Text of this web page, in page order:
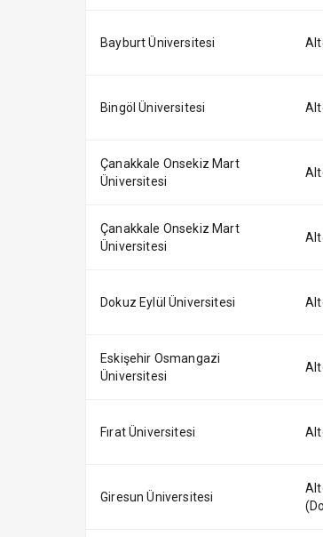
Bayburt Üniversitesi
Bingöl Üniversitesi
Çanakkale Onsekiz Mart
Üniversitesi
Çanakkale Onsekiz Mart
Üniversitesi
Dokuz Eylül Üniversitesi
Eskişehir Osmangazi
Üniversitesi
Fırat Üniversitesi
Giresun Üniversitesi